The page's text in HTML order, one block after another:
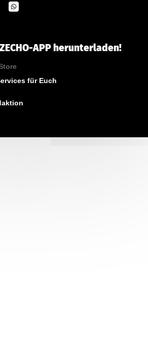
APP herunterladen!
für Euch